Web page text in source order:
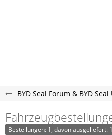
BYD Seal Forum & BYD Seal
Bestellungen: 1, davon ausgeliefert: 1